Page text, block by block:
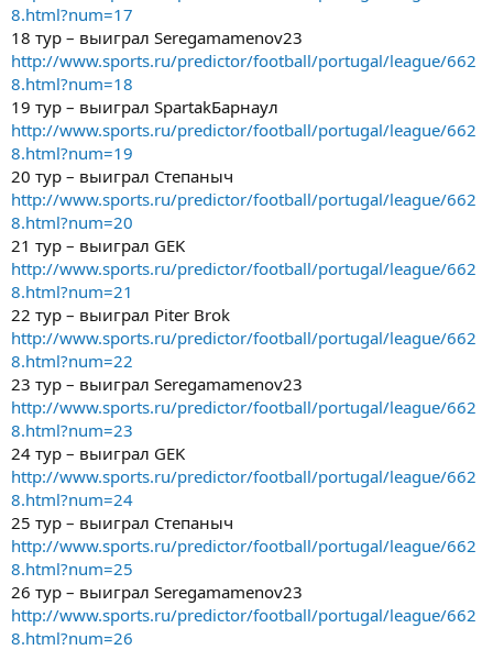
8.html?num=17
18 тур – выиграл Seregamamenov23
http://www.sports.ru/predictor/football/portugal/league/662
8.html?num=18
19 тур – выиграл SpartakБарнаул
http://www.sports.ru/predictor/football/portugal/league/662
8.html?num=19
20 тур – выиграл Степаныч
http://www.sports.ru/predictor/football/portugal/league/662
8.html?num=20
21 тур – выиграл GEK
http://www.sports.ru/predictor/football/portugal/league/662
8.html?num=21
22 тур – выиграл Piter Brok
http://www.sports.ru/predictor/football/portugal/league/662
8.html?num=22
23 тур – выиграл Seregamamenov23
http://www.sports.ru/predictor/football/portugal/league/662
8.html?num=23
24 тур – выиграл GEK
http://www.sports.ru/predictor/football/portugal/league/662
8.html?num=24
25 тур – выиграл Степаныч
http://www.sports.ru/predictor/football/portugal/league/662
8.html?num=25
26 тур – выиграл Seregamamenov23
http://www.sports.ru/predictor/football/portugal/league/662
8.html?num=26